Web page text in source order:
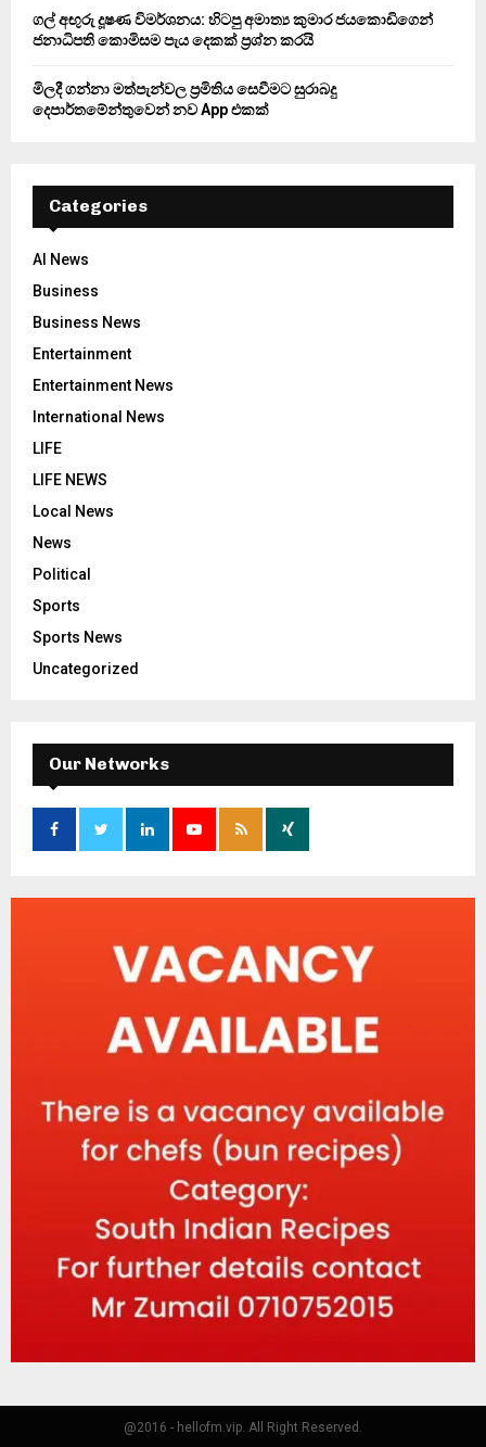
ගල් අඟුරු දූෂණ විමර්ශනය: හිටපු අමාත්‍ය කුමාර ජයකොඩිගෙන්
ජනාධිපති කොමිසම පැය දෙකක් ප්‍රශ්න කරයි
මිලදී ගන්නා මත්පැන්වල ප්‍රමිතිය සෙවීමට සුරාබදු
දෙපාර්තමේන්තුවෙන් නව App එකක්
Categories
AI News
Business
Business News
Entertainment
Entertainment News
International News
LIFE
LIFE NEWS
Local News
News
Political
Sports
Sports News
Uncategorized
Our Networks
@2016 - hellofm.vip. All Right Reserved.